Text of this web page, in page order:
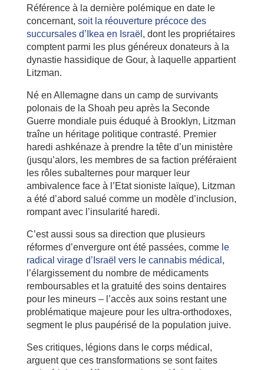
Référence à la dernière polémique en date le
concernant, soit la réouverture précoce des
succursales d’Ikea en Israël , dont les propriétaires
comptent parmi les plus généreux donateurs à la
dynastie hassidique de Gour, à laquelle appartient
Litzman.
Né en Allemagne dans un camp de survivants
polonais de la Shoah peu après la Seconde
Guerre mondiale puis éduqué à Brooklyn, Litzman
traîne un héritage politique contrasté. Premier
haredi ashkénaze à prendre la tête d’un ministère
(jusqu’alors, les membres de sa faction préféraient
les rôles subalternes pour marquer leur
ambivalence face à l’Etat sioniste laïque), Litzman
a été d’abord salué comme un modèle d’inclusion,
rompant avec l’insularité haredi.
C’est aussi sous sa direction que plusieurs
réformes d’envergure ont été passées, comme le
radical virage d’Israël vers le cannabis médical ,
l’élargissement du nombre de médicaments
remboursables et la gratuité des soins dentaires
pour les mineurs – l’accès aux soins restant une
problématique majeure pour les ultra-orthodoxes,
segment le plus paupérisé de la population juive.
Ses critiques, légions dans le corps médical,
arguent que ces transformations se sont faites